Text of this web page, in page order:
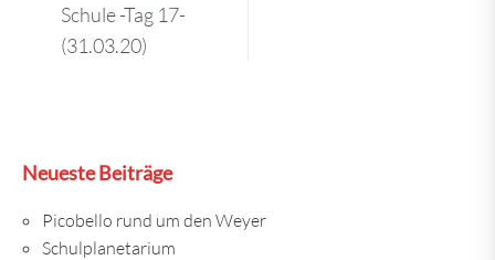
Schule -Tag 17-
(31.03.20)
Neueste Beiträge
Picobello rund um den Weyer
Schulplanetarium